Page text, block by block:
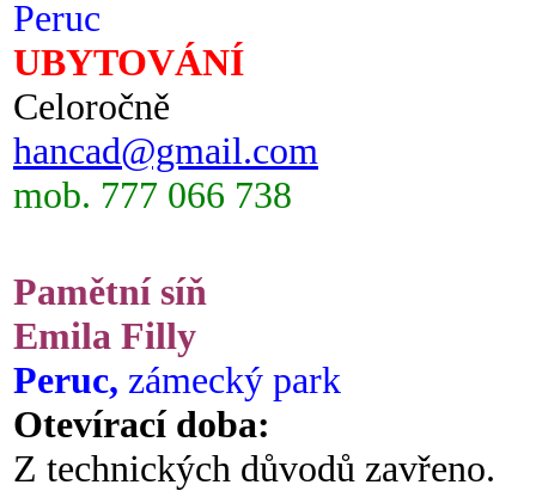
Peruc
UBYTOVÁNÍ
Celoročně
hancad@gmail.com
mob. 777 066 738
Pamětní síň
Emila Filly
Peruc, zámecký park
Otevírací doba:
Z technických důvodů zavřeno.